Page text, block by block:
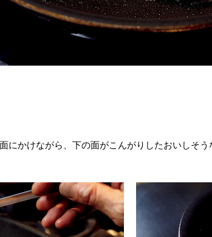
にかけながら、下の面がこんがりしたおいしそ